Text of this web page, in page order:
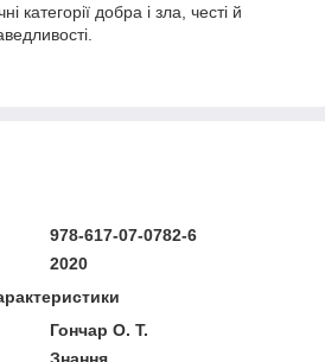
категорії добра і зла, честі й
978-617-07-0782-6
2020
Гончар О. Т.
Знання